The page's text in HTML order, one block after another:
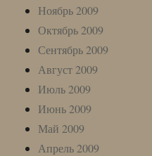
Ноябрь 2009
Октябрь 2009
Сентябрь 2009
Август 2009
Июль 2009
Июнь 2009
Май 2009
Апрель 2009